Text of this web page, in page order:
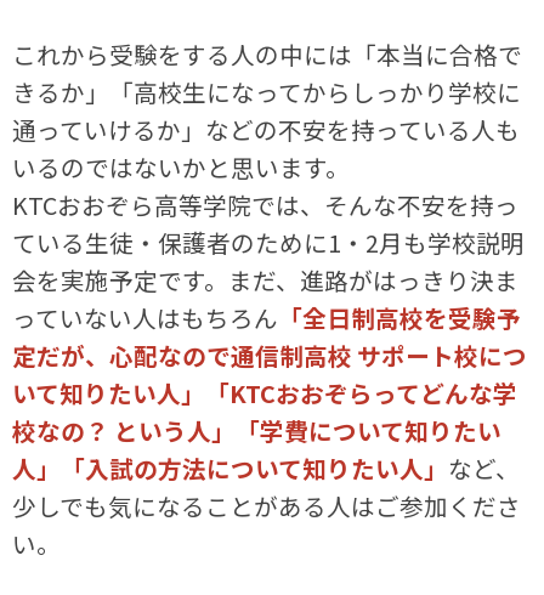
これから受験をする人の中には「本当に合格で
きるか」「高校生になってからしっかり学校に
通っていけるか」などの不安を持っている人も
いるのではないかと思います。
KTCおおぞら高等学院では、そんな不安を持っ
ている生徒・保護者のために1・2月も学校説明
会を実施予定です。まだ、進路がはっきり決ま
っていない人はもちろん 「全日制高校を受験予
定だが、心配なので通信制高校 サポート校につ
いて知りたい人」「KTCおおぞらってどんな学
校なの？ という人」「学費について知りたい
人」「入試の方法について知りたい人」 など、
少しでも気になることがある人はご参加くださ
い。